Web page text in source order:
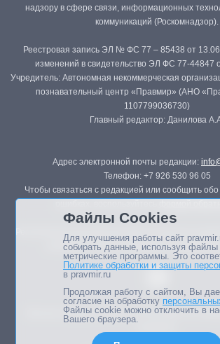
надзору в сфере связи, информационных
коммуникаций (Роскомнадзор).
Реестровая запись ЭЛ № ФС 77 – 85438 от
изменений в свидетельство ЭЛ ФС 77-44847
Учредитель: Автономная некоммерческая
познавательный центр «Правмир» (АНО
1107799036730)
Главный редактор: Данилова
Адрес электронной почты редакции:
Телефон: +7 926 530 96 05
Чтобы связаться с редакцией или сообщить
Републикация материалов сайта в печатных
возможна только с письменного
Мнение авторов статей портала может не
Файлы Cookies
Для улучшения работы сайт
собирать данные, используя
метрические программы. Это
Политике обработки и защиты
в pravmir.ru
Продолжая работу с сайтом, Вы
согласие на обработку
Файлы cookie можно отключить в
Вашего браузера.